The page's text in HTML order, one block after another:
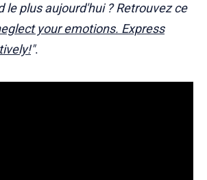
le plus aujourd'hui ? Retrouvez ce
your emotions. Express
".